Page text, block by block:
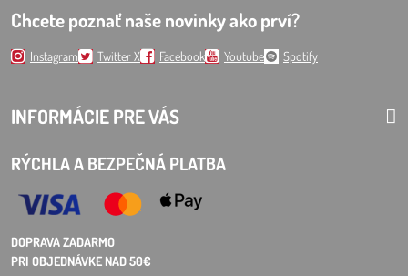
Chcete poznať naše novinky ako prví?
Instagram Twitter X Facebook Youtube Spotify
INFORMÁCIE PRE VÁS
RÝCHLA A BEZPEČNÁ PLATBA
DOPRAVA ZADARMO
PRI OBJEDNÁVKE NAD 50€